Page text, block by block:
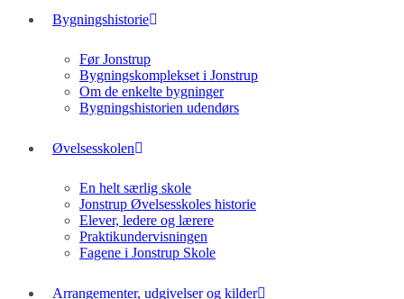
Bygningshistorie
Før Jonstrup
Bygningskomplekset i Jonstrup
Om de enkelte bygninger
Bygningshistorien udendørs
Øvelsesskolen
En helt særlig skole
Jonstrup Øvelsesskoles historie
Elever, ledere og lærere
Praktikundervisningen
Fagene i Jonstrup Skole
Arrangementer, udgivelser og kilder